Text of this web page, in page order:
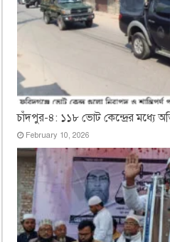
চাঁদপুর-৪: ১১৮ ভোট কেন্দ্রের মধ্যে
February 10, 2026